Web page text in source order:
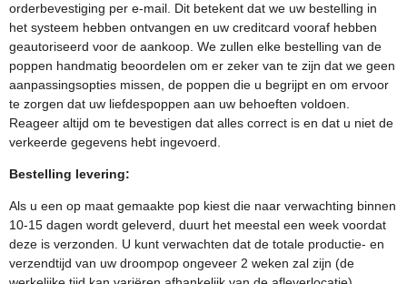
orderbevestiging per e-mail. Dit betekent dat we uw bestelling in
het systeem hebben ontvangen en uw creditcard vooraf hebben
geautoriseerd voor de aankoop. We zullen elke bestelling van de
poppen handmatig beoordelen om er zeker van te zijn dat we geen
aanpassingsopties missen, de poppen die u begrijpt en om ervoor
te zorgen dat uw liefdespoppen aan uw behoeften voldoen.
Reageer altijd om te bevestigen dat alles correct is en dat u niet de
verkeerde gegevens hebt ingevoerd.
Bestelling levering:
Als u een op maat gemaakte pop kiest die naar verwachting binnen
10-15 dagen wordt geleverd, duurt het meestal een week voordat
deze is verzonden. U kunt verwachten dat de totale productie- en
verzendtijd van uw droompop ongeveer 2 weken zal zijn (de